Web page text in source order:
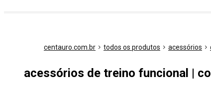
centauro.com.br todos os produtos acessórios
acessórios de treino funcional |